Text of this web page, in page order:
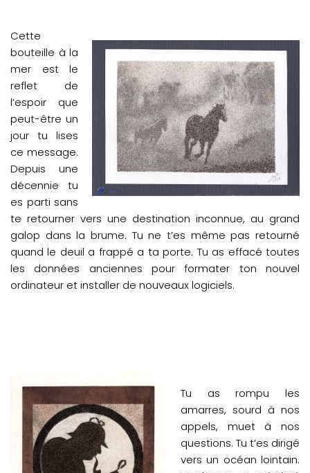
Cette
bouteille à la
mer est le
reflet de
l’espoir que
peut-être un
jour tu lises
ce message.
Depuis une
décennie tu
es parti sans
te retourner vers une destination inconnue, au grand
galop dans la brume. Tu ne t’es même pas retourné
quand le deuil a frappé a ta porte. Tu as effacé toutes
les données anciennes pour formater ton nouvel
ordinateur et installer de nouveaux logiciels.
Tu as rompu les
amarres, sourd à nos
appels, muet à nos
questions. Tu t’es dirigé
vers un océan lointain.